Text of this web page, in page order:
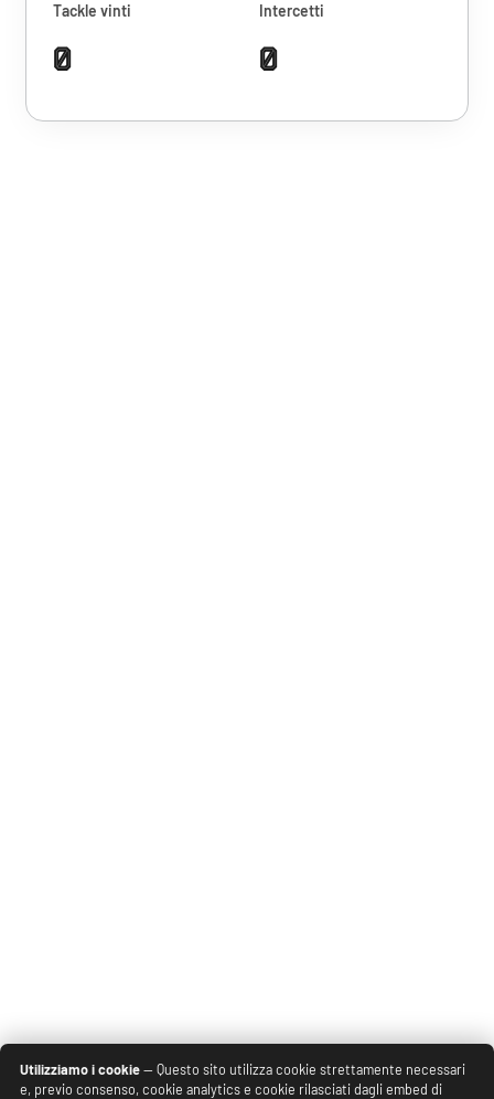
Tackle vinti
0
Intercetti
0
Utilizziamo i cookie— Questo sito utilizza cookie strettamente necessari
e, previo consenso, cookie analytics e cookie rilasciati dagli embed di